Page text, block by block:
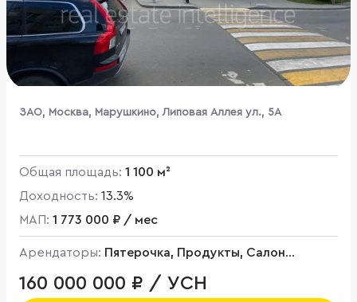
ЗАО, Москва, Марушкино, Липовая Аллея ул., 5А
Общая площадь: 1 100 м²
Доходность: 13.3%
МАП: 1 773 000 ₽ / мес
Арендаторы: Пятерочка, Продукты, Салон
160 000 000 ₽ / УСН